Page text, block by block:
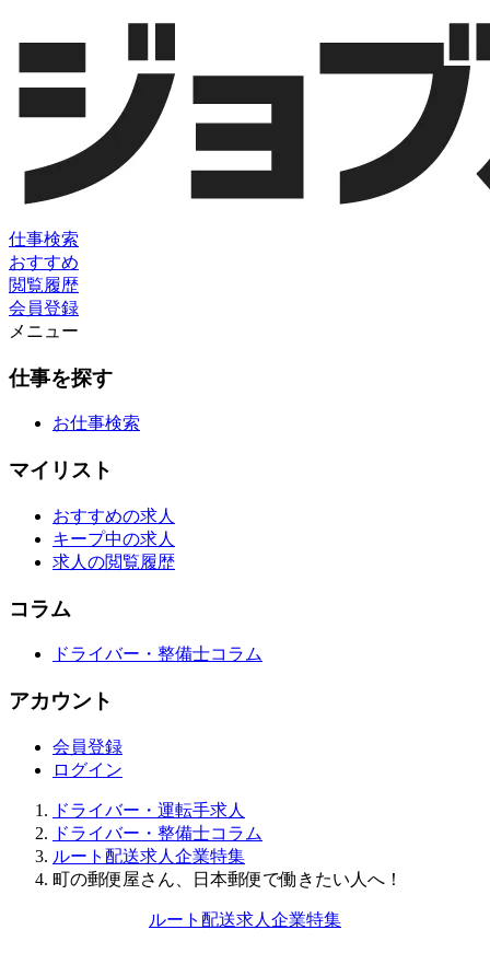
仕事検索
おすすめ
閲覧履歴
会員登録
メニュー
仕事を探す
お仕事検索
マイリスト
おすすめの求人
キープ中の求人
求人の閲覧履歴
コラム
ドライバー・整備士コラム
アカウント
会員登録
ログイン
ドライバー・運転手求人
ドライバー・整備士コラム
ルート配送求人企業特集
町の郵便屋さん、日本郵便で働きたい人へ！
ルート配送求人企業特集